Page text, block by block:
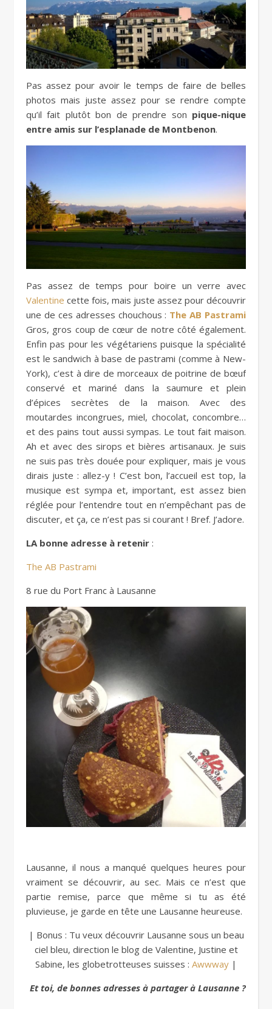
Pas assez pour avoir le temps de faire de belles
photos mais juste assez pour se rendre compte
qu’il fait plutôt bon de prendre son pique-nique
entre amis sur l’esplanade de Montbenon.
Pas assez de temps pour boire un verre avec
Valentine cette fois, mais juste assez pour découvrir
une de ces adresses chouchous : The AB Pastrami
Gros, gros coup de cœur de notre côté également.
Enfin pas pour les végétariens puisque la spécialité
est le sandwich à base de pastrami (comme à New-
York), c’est à dire de morceaux de poitrine de bœuf
conservé et mariné dans la saumure et plein
d’épices secrètes de la maison. Avec des
moutardes incongrues, miel, chocolat, concombre…
et des pains tout aussi sympas. Le tout fait maison.
Ah et avec des sirops et bières artisanaux. Je suis
ne suis pas très douée pour expliquer, mais je vous
dirais juste : allez-y ! C’est bon, l’accueil est top, la
musique est sympa et, important, est assez bien
réglée pour l’entendre tout en n’empêchant pas de
discuter, et ça, ce n’est pas si courant ! Bref. J’adore.
LA bonne adresse à retenir :
The AB Pastrami
8 rue du Port Franc à Lausanne
Lausanne, il nous a manqué quelques heures pour
vraiment se découvrir, au sec. Mais ce n’est que
partie remise, parce que même si tu as été
pluvieuse, je garde en tête une Lausanne heureuse.
| Bonus : Tu veux découvrir Lausanne sous un beau
ciel bleu, direction le blog de Valentine, Justine et
Sabine, les globetrotteuses suisses : Awwway |
Et toi, de bonnes adresses à partager à Lausanne ?